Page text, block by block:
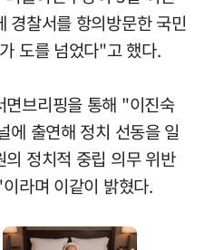
경찰서를 항의방문한 국민
도를 넘었다"고 했다.
면브리핑을 통해 "이진숙
에 출연해 정치 선동을 일
정치적 중립 의무 위반
라며 이같이 밝혔다.